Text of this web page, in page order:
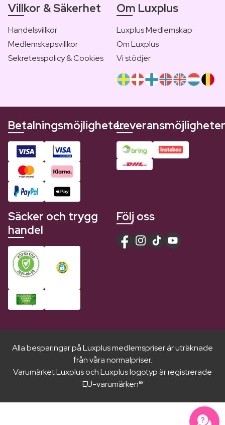
Villkor & Säkerhet
Handelsvillkor
Medlemskapsvillkor
Sekretesspolicy & Cookies
Om Luxplus
Luxplus Medlemskap
Om Luxplus
Vi stödjer
BetalningsmöjligheterLeveransmöjligheter
Säcker och trygg
handel
Följ oss
Alla besparingar på Luxplus medlemspriser är uträknade
från våra normalpriser.
Varumärket Luxplus och Luxplus logotyp är registrerade
EU-varumärken®